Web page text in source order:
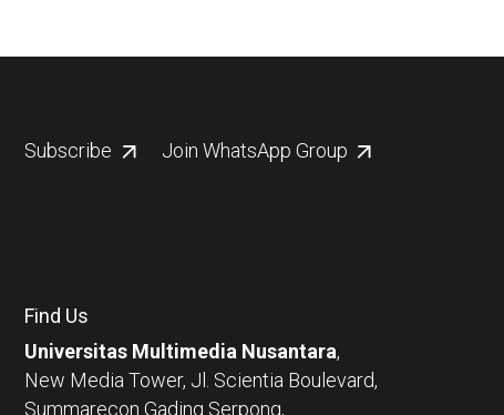
Subscribe Join WhatsApp Group
Find Us
Universitas Multimedia Nusantara,
New Media Tower, Jl. Scientia Boulevard,
Summarecon Gading Serpong,